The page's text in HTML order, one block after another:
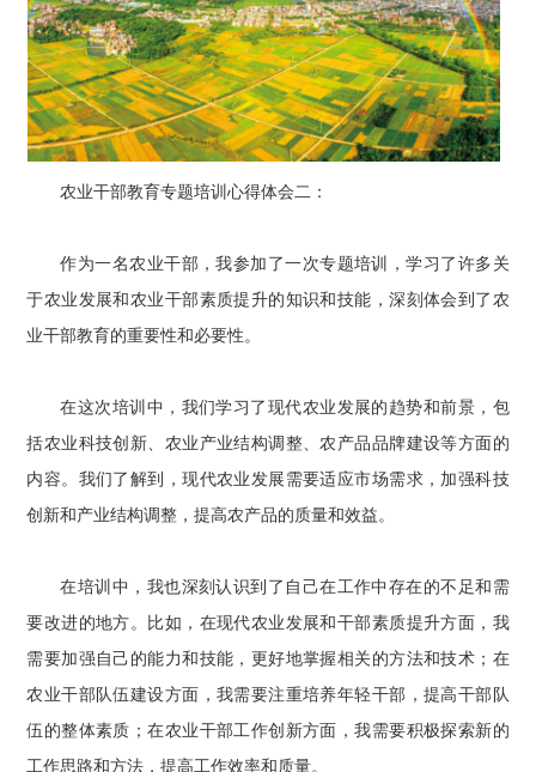
农业干部教育专题培训心得体会二：
作为一名农业干部，我参加了一次专题培训，学习了许多关
于农业发展和农业干部素质提升的知识和技能，深刻体会到了农
业干部教育的重要性和必要性。
在这次培训中，我们学习了现代农业发展的趋势和前景，包
括农业科技创新、农业产业结构调整、农产品品牌建设等方面的
内容。我们了解到，现代农业发展需要适应市场需求，加强科技
创新和产业结构调整，提高农产品的质量和效益。
在培训中，我也深刻认识到了自己在工作中存在的不足和需
要改进的地方。比如，在现代农业发展和干部素质提升方面，我
需要加强自己的能力和技能，更好地掌握相关的方法和技术；在
农业干部队伍建设方面，我需要注重培养年轻干部，提高干部队
伍的整体素质；在农业干部工作创新方面，我需要积极探索新的
工作思路和方法，提高工作效率和质量。